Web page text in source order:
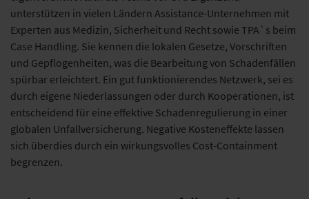
unterstützen in vielen Ländern Assistance-Unternehmen mit
Experten aus Medizin, Sicherheit und Recht sowie TPA`s beim
Case Handling. Sie kennen die lokalen Gesetze, Vorschriften
und Gepflogenheiten, was die Bearbeitung von Schadenfällen
spürbar erleichtert. Ein gut funktionierendes Netzwerk, sei es
durch eigene Niederlassungen oder durch Kooperationen, ist
entscheidend für eine effektive Schadenregulierung in einer
globalen Unfallversicherung. Negative Kosteneffekte lassen
sich überdies durch ein wirkungsvolles Cost-Containment
begrenzen.